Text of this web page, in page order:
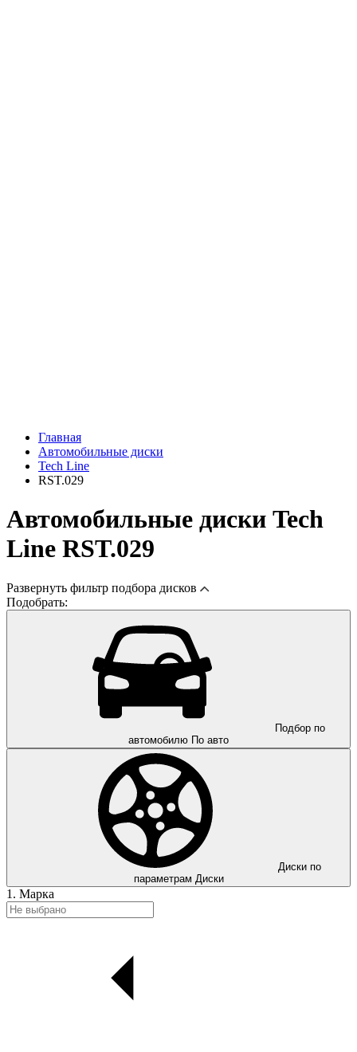
Главная
Автомобильные диски
Tech Line
RST.029
Автомобильные диски Tech
Line RST.029
Развернуть фильтр подбора дисков
Подобрать:
Подбор по
автомобилю По авто
Диски по
параметрам Диски
1. Марка